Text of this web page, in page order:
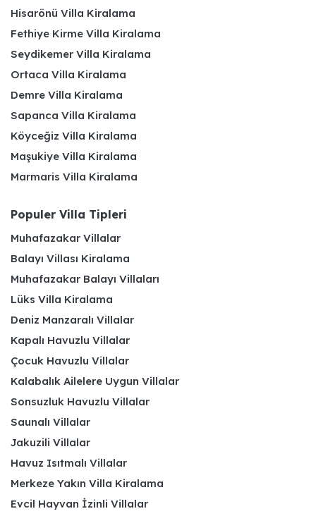
Hisarönü Villa Kiralama
Fethiye Kirme Villa Kiralama
Seydikemer Villa Kiralama
Ortaca Villa Kiralama
Demre Villa Kiralama
Sapanca Villa Kiralama
Köyceğiz Villa Kiralama
Maşukiye Villa Kiralama
Marmaris Villa Kiralama
Populer Villa Tipleri
Muhafazakar Villalar
Balayı Villası Kiralama
Muhafazakar Balayı Villaları
Lüks Villa Kiralama
Deniz Manzaralı Villalar
Kapalı Havuzlu Villalar
Çocuk Havuzlu Villalar
Kalabalık Ailelere Uygun Villalar
Sonsuzluk Havuzlu Villalar
Saunalı Villalar
Jakuzili Villalar
Havuz Isıtmalı Villalar
Merkeze Yakın Villa Kiralama
Evcil Hayvan İzinli Villalar